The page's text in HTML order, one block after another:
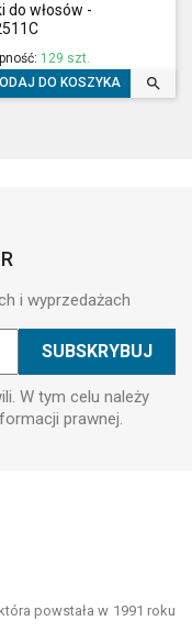
do włosów -
129 szt.
DO KOSZYKA 
i wyprzedażach
W tym celu należy
prawnej.
powstała w 1991 roku